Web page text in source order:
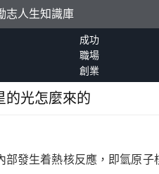
志人生知識庫
成功
職場
創業
的光怎麼來的
部發生着熱核反應，即氫原